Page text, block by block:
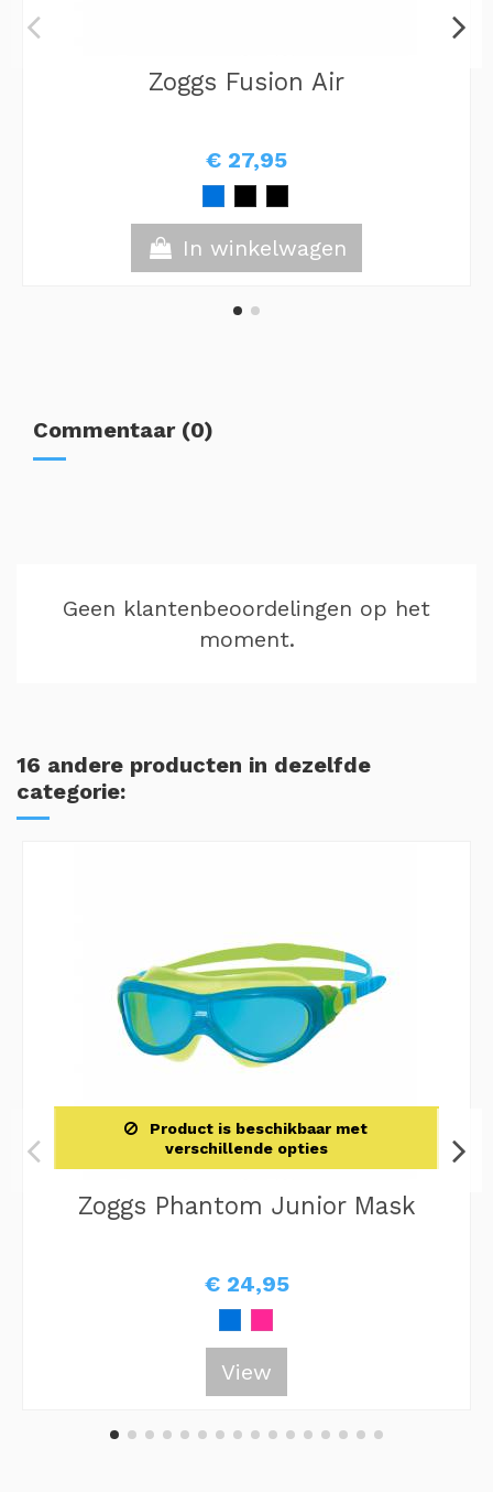
Zoggs Fusion Air
€ 27,95
In winkelwagen
Commentaar (0)
Geen klantenbeoordelingen op het
moment.
16 andere producten in dezelfde
categorie:
Product is beschikbaar met
verschillende opties
Zoggs Phantom Junior Mask
€ 24,95
View